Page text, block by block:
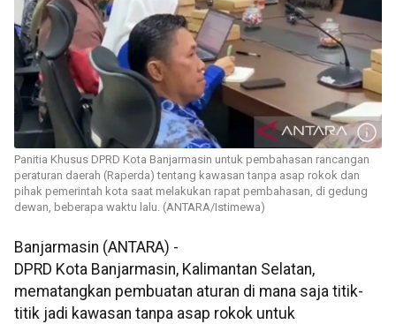
Panitia Khusus DPRD Kota Banjarmasin untuk pembahasan rancangan
peraturan daerah (Raperda) tentang kawasan tanpa asap rokok dan
pihak pemerintah kota saat melakukan rapat pembahasan, di gedung
dewan, beberapa waktu lalu. (ANTARA/Istimewa)
Banjarmasin (ANTARA) -
DPRD Kota Banjarmasin, Kalimantan Selatan,
mematangkan pembuatan aturan di mana saja titik-
titik jadi kawasan tanpa asap rokok untuk